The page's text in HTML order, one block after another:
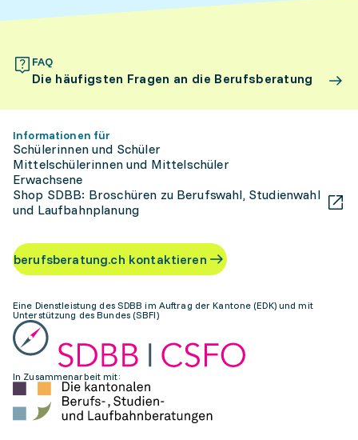
FAQ
Die häufigsten Fragen an die Berufsberatung
Informationen für
Schülerinnen und Schüler
Mittelschülerinnen und Mittelschüler
Erwachsene
Shop SDBB: Broschüren zu Berufswahl, Studienwahl
und Laufbahnplanung
berufsberatung.ch kontaktieren
Eine Dienstleistung des SDBB im Auftrag der Kantone (EDK) und mit
Unterstützung des Bundes (SBFI)
In Zusammenarbeit mit: